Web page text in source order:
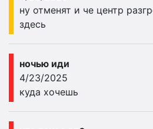
ну отменят и че центр
здесь
ночью иди
4/23/2025
куда хочешь